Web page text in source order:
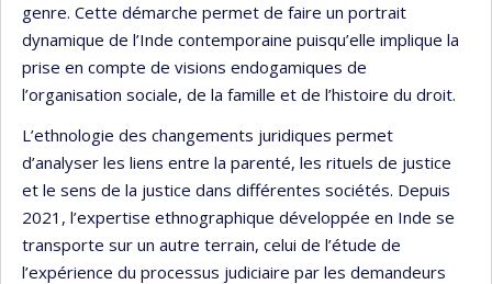
genre. Cette démarche permet de faire un portrait
dynamique de l’Inde contemporaine puisqu’elle implique la
prise en compte de visions endogamiques de
l’organisation sociale, de la famille et de l’histoire du droit.
L’ethnologie des changements juridiques permet
d’analyser les liens entre la parenté, les rituels de justice
et le sens de la justice dans différentes sociétés. Depuis
2021, l’expertise ethnographique développée en Inde se
transporte sur un autre terrain, celui de l’étude de
l’expérience du processus judiciaire par les demandeurs